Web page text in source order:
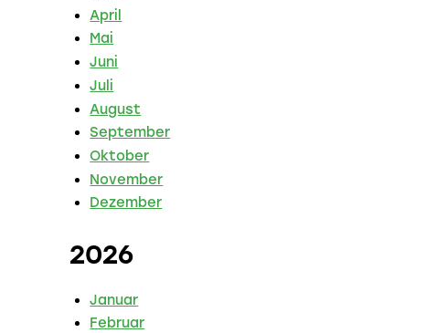
April
Mai
Juni
Juli
August
September
Oktober
November
Dezember
2026
Januar
Februar